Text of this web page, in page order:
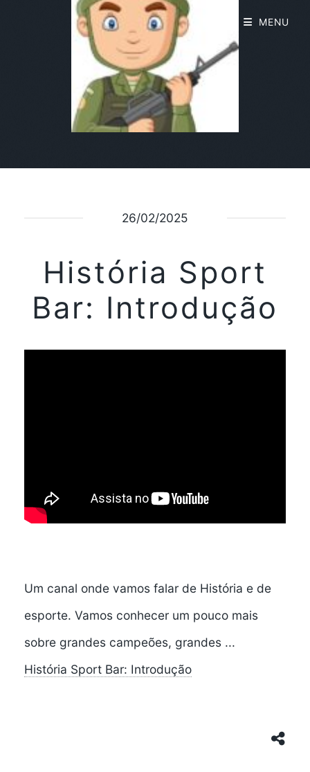
26/02/2025
História Sport
Bar: Introdução
Um canal onde vamos falar de História e de
esporte. Vamos conhecer um pouco mais
sobre grandes campeões, grandes ...
História Sport Bar: Introdução
MENU